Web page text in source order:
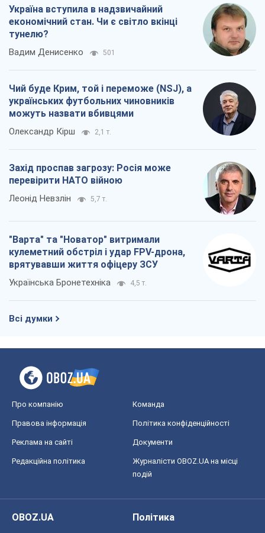
Україна вступила в надзвичайний
економічний стан. Чи є світло вкінці
тунелю?
Вадим Денисенко 501
Чий буде Крим, той і переможе (NSJ), а
українських футбольних чиновників
можуть назвати вбивцями
Олександр Кірш 2,1 т.
Захід проспав загрозу: Росія може
перевірити НАТО війною
Леонід Невзлін 5,7 т.
"Варта" та "Новатор" витримали
кулеметний обстріл і удар FPV-дрона,
врятувавши життя офіцеру ЗСУ
Українська Бронетехніка 4,5 т.
Всі думки
Про компанію Команда
Правова інформація Політика конфіденційності
Реклама на сайті Документи
Редакційна політика
Журналісти OBOZ.UA на місці
подій
OBOZ.UA
Політика